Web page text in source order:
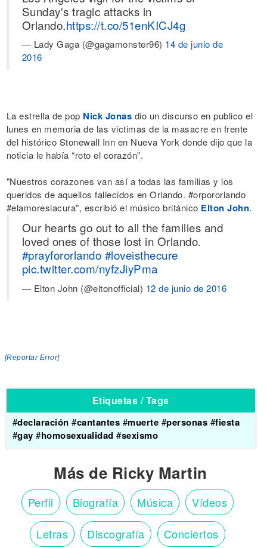
Sunday's tragic attacks in
Orlando.https://t.co/51enKICJ4g
— Lady Gaga (@gagamonster96) 14 de junio de
2016
La estrella de pop Nick Jonas dio un discurso en publico el
lunes en memoria de las victimas de la masacre en frente
del histórico Stonewall Inn en Nueva York donde dijo que la
noticia le había “roto el corazón”.
"Nuestros corazones van así a todas las familias y los
queridos de aquellos fallecidos en Orlando. #orpororlando
#elamoreslacura", escribió el músico británico Elton John.
Our hearts go out to all the families and
loved ones of those lost in Orlando.
#prayfororlando #loveisthecure
pic.twitter.com/nyfzJiyPma
— Elton John (@eltonofficial) 12 de junio de 2016
[Reportar Error]
Etiquetas / Tags
#declaración #cantantes #muerte #personas #fiesta
#gay #homosexualidad #sexismo
Más de Ricky Martin
Perfil Biografía Música Vídeos
Letras Discografía Conciertos